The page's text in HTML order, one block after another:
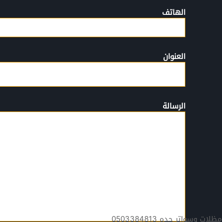
الهاتف
العنوان
الرسالة
مظلات وسواتر جده 0503384813